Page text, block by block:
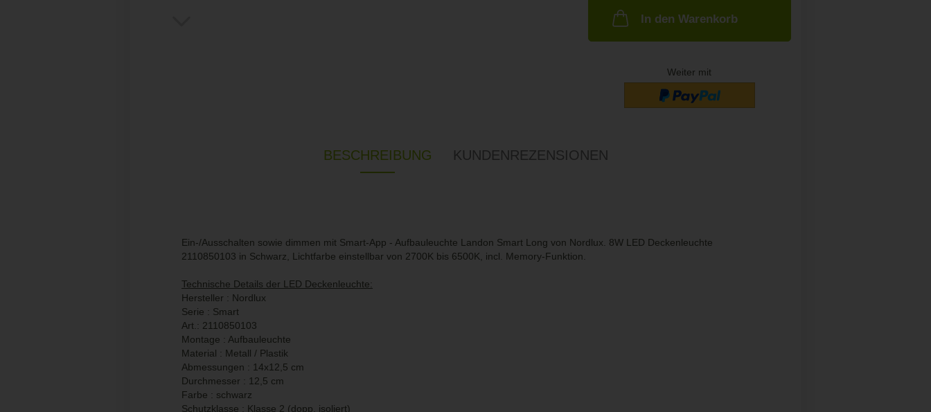
In den Warenkorb
Weiter mit
BESCHREIBUNG KUNDENREZENSIONEN
Ein-/Ausschalten sowie dimmen mit Smart-App - Aufbauleuchte Landon Smart Long von Nordlux. 8W LED Deckenleuchte
2110850103 in Schwarz, Lichtfarbe einstellbar von 2700K bis 6500K, incl. Memory-Funktion.
Technische Details der LED Deckenleuchte:
Hersteller : Nordlux
Serie : Smart
Art.: 2110850103
Montage : Aufbauleuchte
Material : Metall / Plastik
Abmessungen : 14x12,5 cm
Durchmesser : 12,5 cm
Farbe : schwarz
Schutzklasse : Klasse 2 (dopp. isoliert)